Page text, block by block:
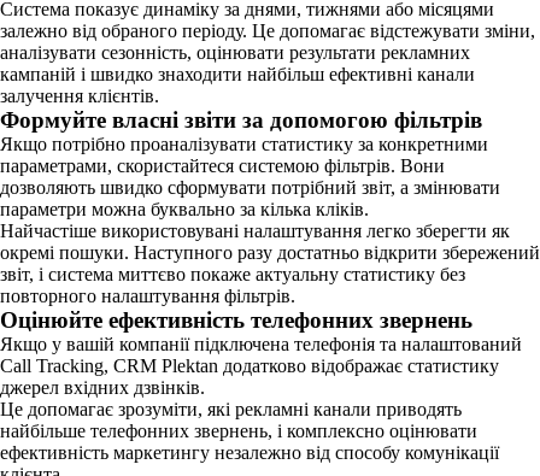
Система показує динаміку за днями, тижнями або місяцями
залежно від обраного періоду. Це допомагає відстежувати зміни,
аналізувати сезонність, оцінювати результати рекламних
кампаній і швидко знаходити найбільш ефективні канали
залучення клієнтів.
Формуйте власні звіти за допомогою фільтрів
Якщо потрібно проаналізувати статистику за конкретними
параметрами, скористайтеся системою фільтрів. Вони
дозволяють швидко сформувати потрібний звіт, а змінювати
параметри можна буквально за кілька кліків.
Найчастіше використовувані налаштування легко зберегти як
окремі пошуки. Наступного разу достатньо відкрити збережений
звіт, і система миттєво покаже актуальну статистику без
повторного налаштування фільтрів.
Оцінюйте ефективність телефонних звернень
Якщо у вашій компанії підключена телефонія та налаштований
Call Tracking, CRM Plektan додатково відображає статистику
джерел вхідних дзвінків.
Це допомагає зрозуміти, які рекламні канали приводять
найбільше телефонних звернень, і комплексно оцінювати
ефективність маркетингу незалежно від способу комунікації